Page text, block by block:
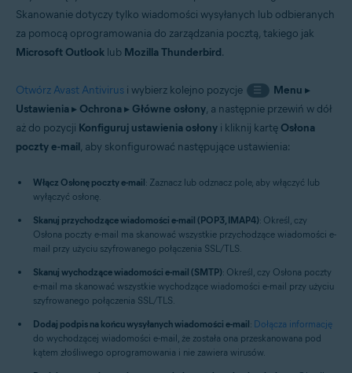
Skanowanie dotyczy tylko wiadomości wysyłanych lub odbieranych
za pomocą oprogramowania do zarządzania pocztą, takiego jak
Microsoft Outlook lub Mozilla Thunderbird.
Otwórz Avast Antivirus i wybierz kolejno pozycje ☰ Menu ▸
Ustawienia▸ Ochrona▸ Główne osłony, a następnie przewiń w dół
aż do pozycji Konfiguruj ustawienia osłony i kliknij kartę Osłona
poczty e-mail, aby skonfigurować następujące ustawienia:
Włącz Osłonę poczty e-mail: Zaznacz lub odznacz pole, aby włączyć lub
wyłączyć osłonę.
Skanuj przychodzące wiadomości e-mail (POP3, IMAP4): Określ, czy
Osłona poczty e-mail ma skanować wszystkie przychodzące wiadomości e-
mail przy użyciu szyfrowanego połączenia SSL/TLS.
Skanuj wychodzące wiadomości e-mail (SMTP): Określ, czy Osłona poczty
e-mail ma skanować wszystkie wychodzące wiadomości e-mail przy użyciu
szyfrowanego połączenia SSL/TLS.
Dodaj podpis na końcu wysyłanych wiadomości e-mail: Dołącza informację
do wychodzącej wiadomości e-mail, że została ona przeskanowana pod
kątem złośliwego oprogramowania i nie zawiera wirusów.